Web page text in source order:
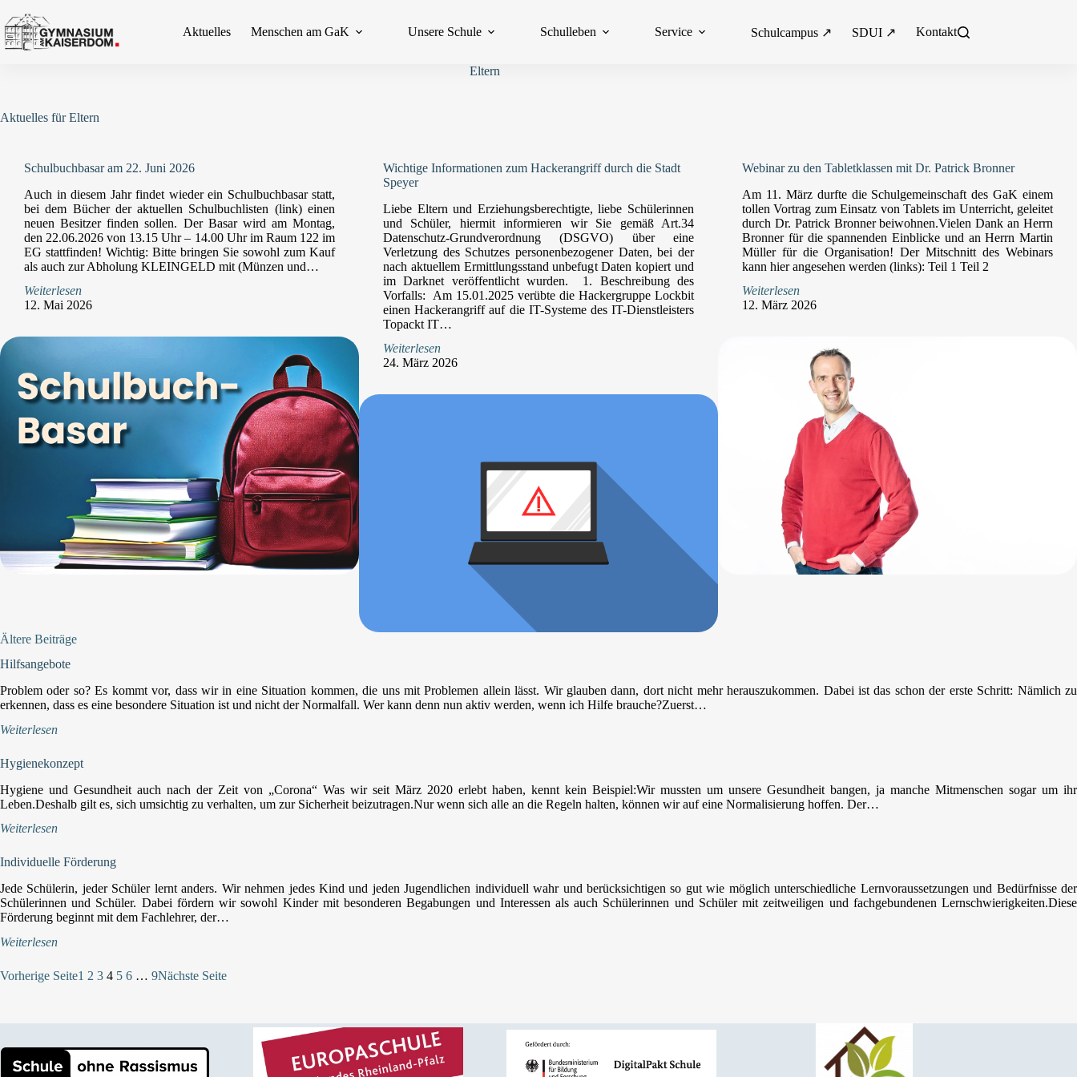
Inhalt
springen
Aktuelles Menschen am GaK Unsere Schule Schulleben Service Schulcampus ↗ SDUI ↗ Kontakt
Eltern
Aktuelles für Eltern
Schulbuchbasar am 22. Juni 2026
Auch in diesem Jahr findet wieder ein Schulbuchbasar statt,
bei dem Bücher der aktuellen Schulbuchlisten (link) einen
neuen Besitzer finden sollen. Der Basar wird am Montag,
den 22.06.2026 von 13.15 Uhr – 14.00 Uhr im Raum 122 im
EG stattfinden! Wichtig: Bitte bringen Sie sowohl zum Kauf
als auch zur Abholung KLEINGELD mit (Münzen und…
Weiterlesen
12. Mai 2026
Wichtige Informationen zum Hackerangriff durch die Stadt
Speyer
Liebe Eltern und Erziehungsberechtigte, liebe Schülerinnen
und Schüler, hiermit informieren wir Sie gemäß Art.34
Datenschutz-Grundverordnung (DSGVO) über eine
Verletzung des Schutzes personenbezogener Daten, bei der
nach aktuellem Ermittlungsstand unbefugt Daten kopiert und
im Darknet veröffentlicht wurden. 1. Beschreibung des
Vorfalls: Am 15.01.2025 verübte die Hackergruppe Lockbit
einen Hackerangriff auf die IT-Systeme des IT-Dienstleisters
Topackt IT…
Weiterlesen
24. März 2026
Webinar zu den Tabletklassen mit Dr. Patrick Bronner
Am 11. März durfte die Schulgemeinschaft des GaK einem
tollen Vortrag zum Einsatz von Tablets im Unterricht, geleitet
durch Dr. Patrick Bronner beiwohnen.Vielen Dank an Herrn
Bronner für die spannenden Einblicke und an Herrn Martin
Müller für die Organisation! Der Mitschnitt des Webinars
kann hier angesehen werden (links): Teil 1 Teil 2
Weiterlesen
12. März 2026
Ältere Beiträge
Hilfsangebote
Problem oder so? Es kommt vor, dass wir in eine Situation kommen, die uns mit Problemen allein lässt. Wir glauben dann, dort nicht mehr herauszukommen. Dabei ist das schon der erste Schritt: Nämlich zu
erkennen, dass es eine besondere Situation ist und nicht der Normalfall. Wer kann denn nun aktiv werden, wenn ich Hilfe brauche?Zuerst…
Weiterlesen
Hygienekonzept
Hygiene und Gesundheit auch nach der Zeit von „Corona“ Was wir seit März 2020 erlebt haben, kennt kein Beispiel:Wir mussten um unsere Gesundheit bangen, ja manche Mitmenschen sogar um ihr
Leben.Deshalb gilt es, sich umsichtig zu verhalten, um zur Sicherheit beizutragen.Nur wenn sich alle an die Regeln halten, können wir auf eine Normalisierung hoffen. Der…
Weiterlesen
Individuelle Förderung
Jede Schülerin, jeder Schüler lernt anders. Wir nehmen jedes Kind und jeden Jugendlichen individuell wahr und berücksichtigen so gut wie möglich unterschiedliche Lernvoraussetzungen und Bedürfnisse der
Schülerinnen und Schüler. Dabei fördern wir sowohl Kinder mit besonderen Begabungen und Interessen als auch Schülerinnen und Schüler mit zeitweiligen und fachgebundenen Lernschwierigkeiten.Diese
Förderung beginnt mit dem Fachlehrer, der…
Weiterlesen
Vorherige Seite1 2 3 4 5 6 … 9Nächste Seite